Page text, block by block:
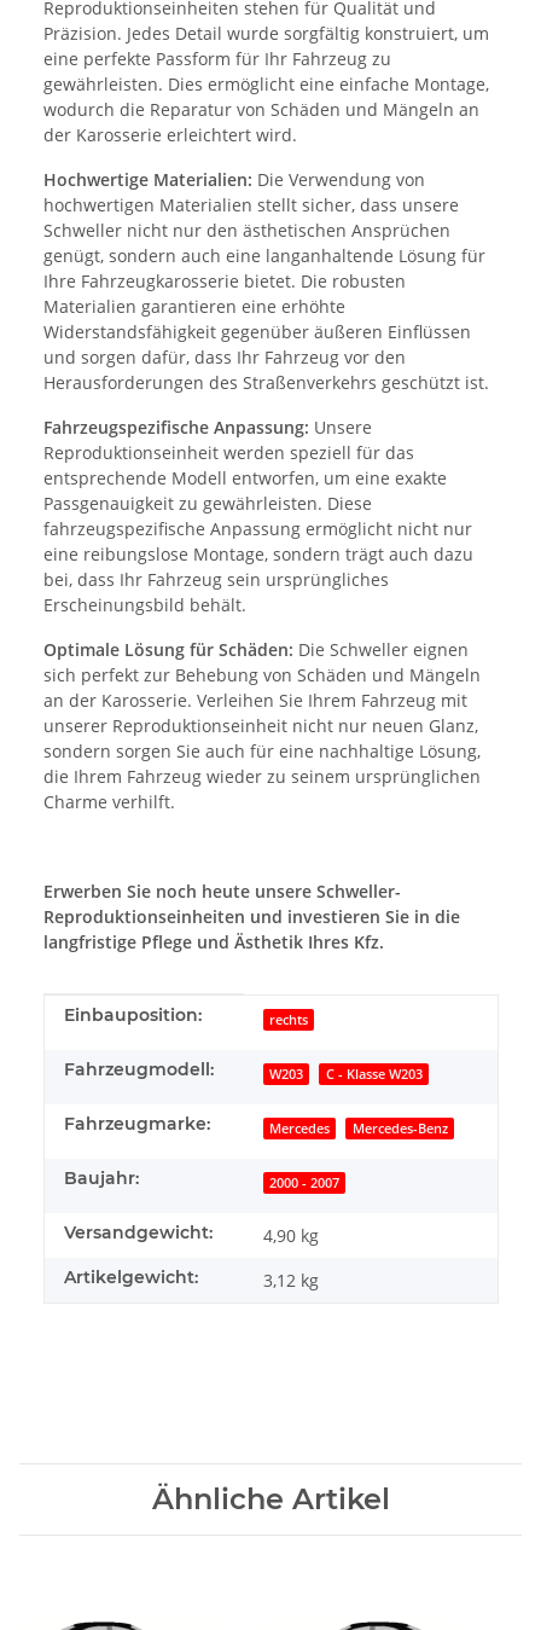
Reproduktionseinheiten stehen für Qualität und
Präzision. Jedes Detail wurde sorgfältig konstruiert, um
eine perfekte Passform für Ihr Fahrzeug zu
gewährleisten. Dies ermöglicht eine einfache Montage,
wodurch die Reparatur von Schäden und Mängeln an
der Karosserie erleichtert wird.
Hochwertige Materialien: Die Verwendung von
hochwertigen Materialien stellt sicher, dass unsere
Schweller nicht nur den ästhetischen Ansprüchen
genügt, sondern auch eine langanhaltende Lösung für
Ihre Fahrzeugkarosserie bietet. Die robusten
Materialien garantieren eine erhöhte
Widerstandsfähigkeit gegenüber äußeren Einflüssen
und sorgen dafür, dass Ihr Fahrzeug vor den
Herausforderungen des Straßenverkehrs geschützt ist.
Fahrzeugspezifische Anpassung: Unsere
Reproduktionseinheit werden speziell für das
entsprechende Modell entworfen, um eine exakte
Passgenauigkeit zu gewährleisten. Diese
fahrzeugspezifische Anpassung ermöglicht nicht nur
eine reibungslose Montage, sondern trägt auch dazu
bei, dass Ihr Fahrzeug sein ursprüngliches
Erscheinungsbild behält.
Optimale Lösung für Schäden: Die Schweller eignen
sich perfekt zur Behebung von Schäden und Mängeln
an der Karosserie. Verleihen Sie Ihrem Fahrzeug mit
unserer Reproduktionseinheit nicht nur neuen Glanz,
sondern sorgen Sie auch für eine nachhaltige Lösung,
die Ihrem Fahrzeug wieder zu seinem ursprünglichen
Charme verhilft.
Erwerben Sie noch heute unsere Schweller-
Reproduktionseinheiten und investieren Sie in die
langfristige Pflege und Ästhetik Ihres Kfz.
Produkteigenschaft
Wert
Einbauposition: rechts
Fahrzeugmodell: W203 C - Klasse W203
Fahrzeugmarke: Mercedes Mercedes-Benz
Baujahr: 2000 - 2007
Versandgewicht: 4,90 kg
Artikelgewicht: 3,12 kg
Ähnliche Artikel